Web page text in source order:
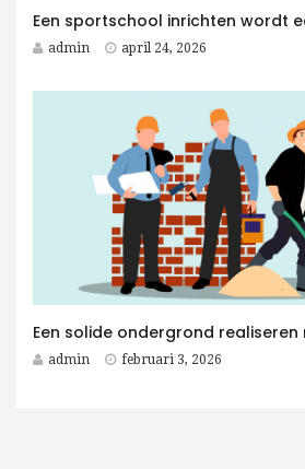
admin april 24, 2026
admin februari 3, 2026